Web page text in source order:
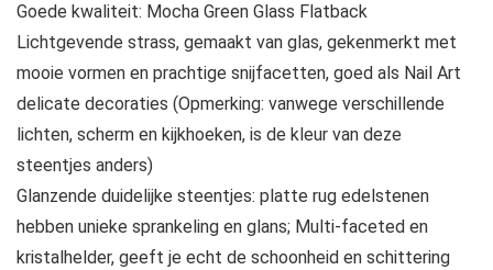
Goede kwaliteit: Mocha Green Glass Flatback
Lichtgevende strass, gemaakt van glas, gekenmerkt met
mooie vormen en prachtige snijfacetten, goed als Nail Art
delicate decoraties (Opmerking: vanwege verschillende
lichten, scherm en kijkhoeken, is de kleur van deze
steentjes anders)
Glanzende duidelijke steentjes: platte rug edelstenen
hebben unieke sprankeling en glans; Multi-faceted en
kristalhelder, geeft je echt de schoonheid en schittering